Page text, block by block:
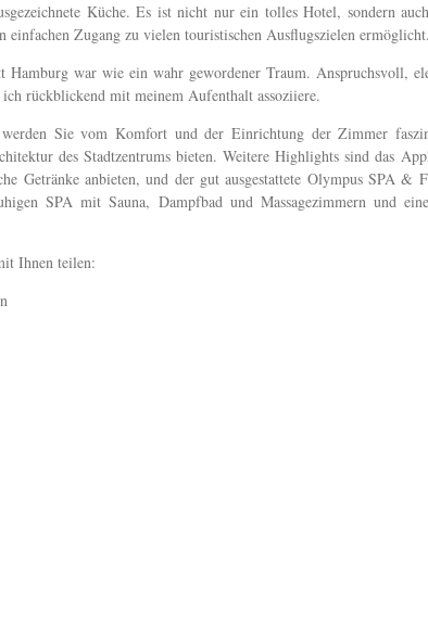
Küche. Es ist nicht nur ein tolles Hotel, sondern
einfachen Zugang zu vielen touristischen Ausflugszielen ermöglicht.
war wie ein wahr gewordener Traum. Anspruchsvoll,
rückblickend mit meinem Aufenthalt assoziiere.
Sie vom Komfort und der Einrichtung der Zimmer
des Stadtzentrums bieten. Weitere Highlights sind das
Getränke anbieten, und der gut ausgestattete Olympus SPA &
SPA mit Sauna, Dampfbad und Massagezimmern und
Ihnen teilen: